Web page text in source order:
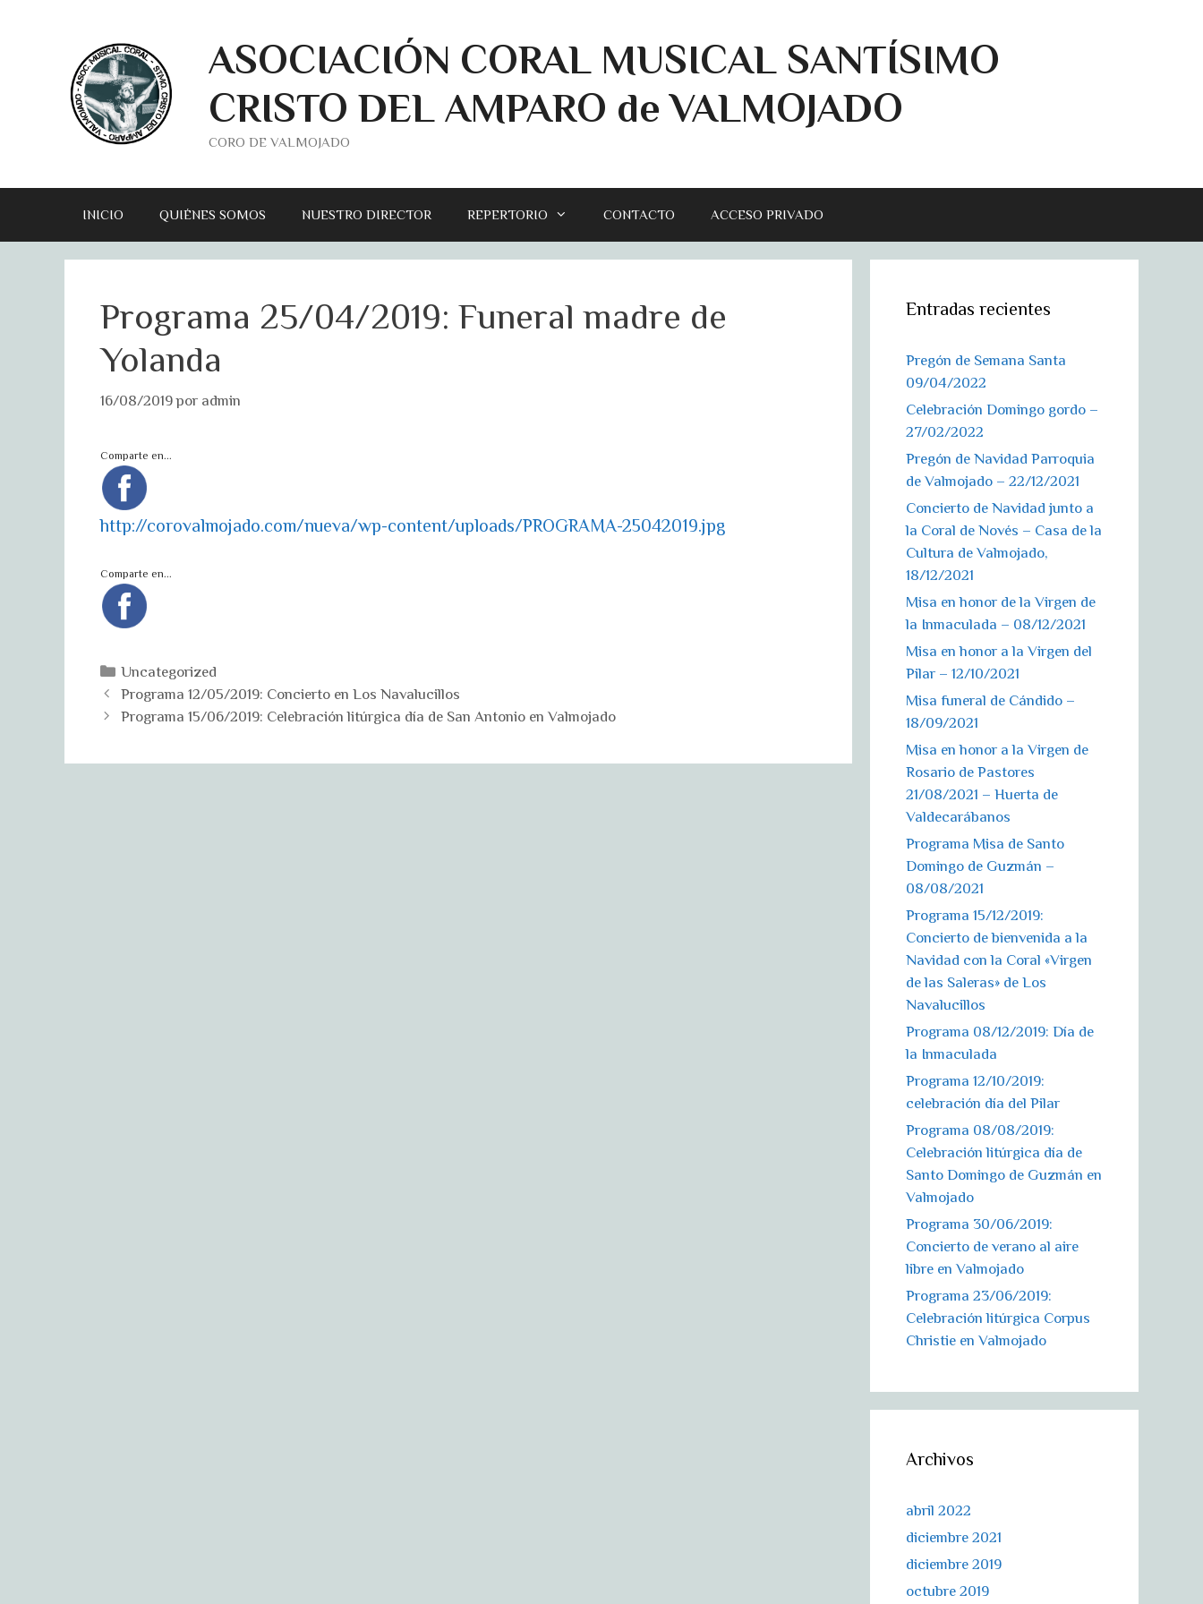
contenido
ASOCIACIÓN CORAL MUSICAL SANTÍSIMO
CRISTO DEL AMPARO de VALMOJADO
CORO DE VALMOJADO
INICIO QUIÉNES SOMOS NUESTRO DIRECTOR REPERTORIO CONTACTO ACCESO PRIVADO
Programa 25/04/2019: Funeral madre de
Yolanda
16/08/2019 por admin
Comparte en...
http://corovalmojado.com/nueva/wp-content/uploads/PROGRAMA-25042019.jpg
Comparte en...
Categorías
Uncategorized
Programa 12/05/2019: Concierto en Los Navalucillos
Programa 15/06/2019: Celebración litúrgica día de San Antonio en Valmojado
Entradas recientes
Pregón de Semana Santa
09/04/2022
Celebración Domingo gordo –
27/02/2022
Pregón de Navidad Parroquia
de Valmojado – 22/12/2021
Concierto de Navidad junto a
la Coral de Novés – Casa de la
Cultura de Valmojado,
18/12/2021
Misa en honor de la Virgen de
la Inmaculada – 08/12/2021
Misa en honor a la Virgen del
Pilar – 12/10/2021
Misa funeral de Cándido –
18/09/2021
Misa en honor a la Virgen de
Rosario de Pastores
21/08/2021 – Huerta de
Valdecarábanos
Programa Misa de Santo
Domingo de Guzmán –
08/08/2021
Programa 15/12/2019:
Concierto de bienvenida a la
Navidad con la Coral «Virgen
de las Saleras» de Los
Navalucillos
Programa 08/12/2019: Día de
la Inmaculada
Programa 12/10/2019:
celebración día del Pilar
Programa 08/08/2019:
Celebración litúrgica día de
Santo Domingo de Guzmán en
Valmojado
Programa 30/06/2019:
Concierto de verano al aire
libre en Valmojado
Programa 23/06/2019:
Celebración litúrgica Corpus
Christie en Valmojado
Archivos
abril 2022
diciembre 2021
diciembre 2019
octubre 2019